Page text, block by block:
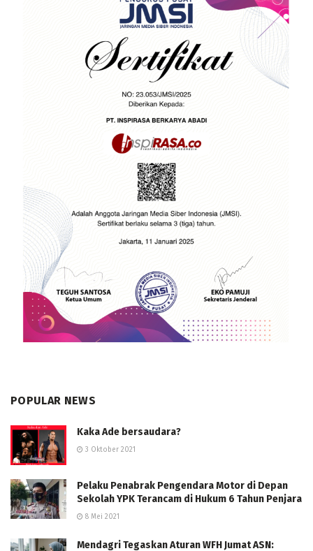
POPULAR NEWS
Kaka Ade bersaudara?
3 Oktober 2021
Pelaku Penabrak Pengendara Motor di Depan
Sekolah YPK Terancam di Hukum 6 Tahun Penjara
8 Mei 2021
Mendagri Tegaskan Aturan WFH Jumat ASN: